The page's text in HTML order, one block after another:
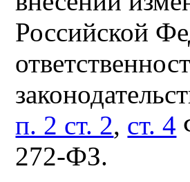
Российской
п. 2 ст. 2, ст. 4
272-ФЗ.